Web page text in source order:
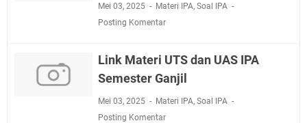
Mei 03, 2025 Materi IPA, Soal IPA
Posting Komentar
Link Materi UTS dan UAS IPA
Semester Ganjil
Mei 03, 2025 Materi IPA, Soal IPA
Posting Komentar